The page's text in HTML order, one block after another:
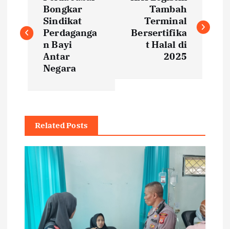
s
a
v
g
a
Bongkar
Sindikat
Perdaganga
n Bayi
Antar
Negara
Tambah
Terminal
Bersertifika
t Halal di
2025
Related Posts